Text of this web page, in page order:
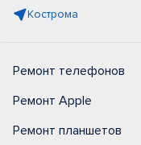
Кострома
Ремонт телефонов
Ремонт Apple
Ремонт планшетов